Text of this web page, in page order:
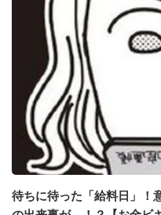
待ちに待った「給料日」！